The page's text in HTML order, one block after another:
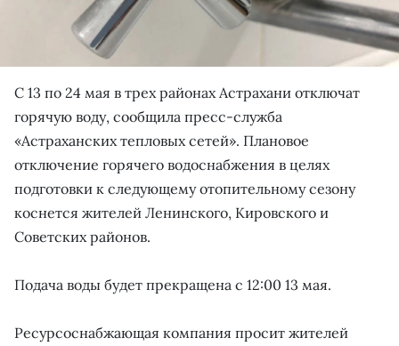
С 13 по 24 мая в трех районах Астрахани отключат
горячую воду, сообщила пресс-служба
«Астраханских тепловых сетей». Плановое
отключение горячего водоснабжения в целях
подготовки к следующему отопительному сезону
коснется жителей Ленинского, Кировского и
Советских районов.
Подача воды будет прекращена с 12:00 13 мая.
Ресурсоснабжающая компания просит жителей